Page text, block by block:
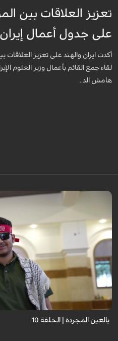
تعزيز العلاقات بين
على جدول أعمال
أكدت ايران والهند على تعزيز
لقاء جمع القائم بأعمال وزير العلوم
هامش الد...
برنامج "بالعين المجردة" هو توثيق
نستمع فيه إلى شهاداتٍ حيّةٍ لأشخاص
ت...
بالعين المجردة | الحلقة 10